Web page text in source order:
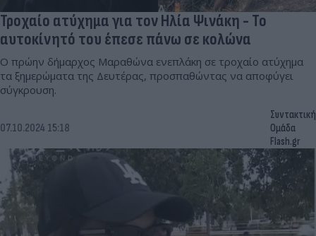
Τροχαίο ατύχημα για τον Ηλία Ψινάκη - Το
αυτοκίνητό του έπεσε πάνω σε κολώνα
Ο πρώην δήμαρχος Μαραθώνα ενεπλάκη σε τροχαίο ατύχημα
τα ξημερώματα της Δευτέρας, προσπαθώντας να αποφύγει
σύγκρουση.
07.10.2024 15:18
Συντακτική
Ομάδα
Flash.gr